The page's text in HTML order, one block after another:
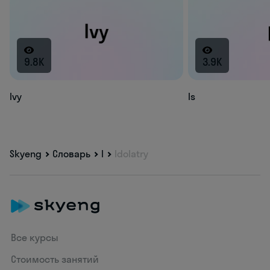
9.8K
Ivy
3.9K
Is
Skyeng Словарь I Idolatry
Все курсы
Стоимость занятий